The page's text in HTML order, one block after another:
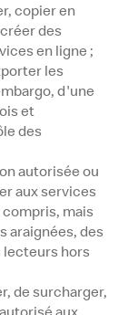
copier en
des
en ligne ;
les
d'une
et
des
autorisée ou
aux services
mais
araignées, des
lecteurs hors
de surcharger,
aux